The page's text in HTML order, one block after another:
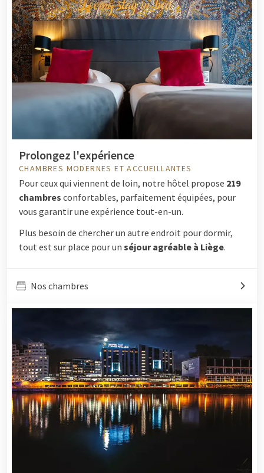
Prolongez l'expérience
CHAMBRES MODERNES ET ACCUEILLANTES
Pour ceux qui viennent de loin, notre hôtel propose 219
chambres confortables, parfaitement équipées, pour
vous garantir une expérience tout-en-un.
Plus besoin de chercher un autre endroit pour dormir,
tout est sur place pour un séjour agréable à Liège.
Nos chambres